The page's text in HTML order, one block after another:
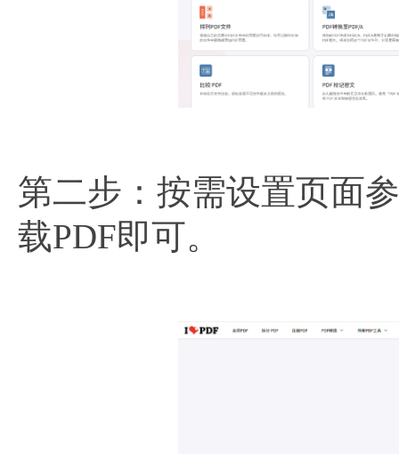
第二步：按需设置页面
载PDF即可。